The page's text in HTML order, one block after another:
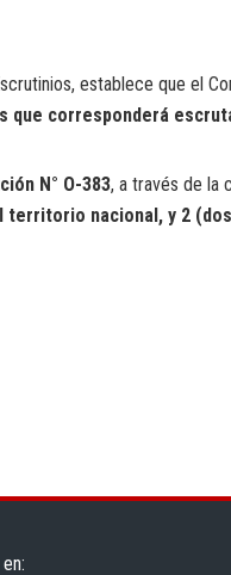
establece que el
que corresponderá
N° O-383, a través de la
nacional, y 2